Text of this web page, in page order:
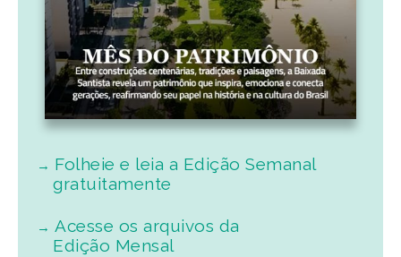
Folheie e leia a Edição Semanal
gratuitamente
Acesse os arquivos da
Edição Mensal